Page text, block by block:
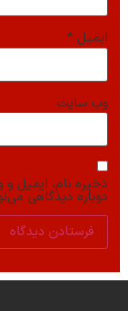
ایمیل *
وب‌ سایت
ذخیره نام، ایمیل
دوباره دیدگاهی